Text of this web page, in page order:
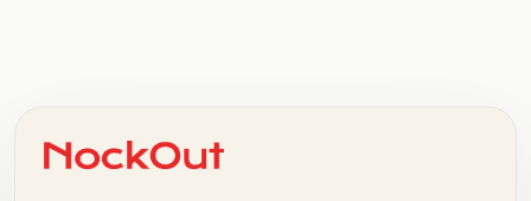
+   .   .   .   .   .   .   .   .   .   +   .   .